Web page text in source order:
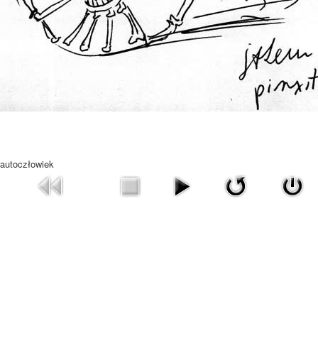
autoczłowiek